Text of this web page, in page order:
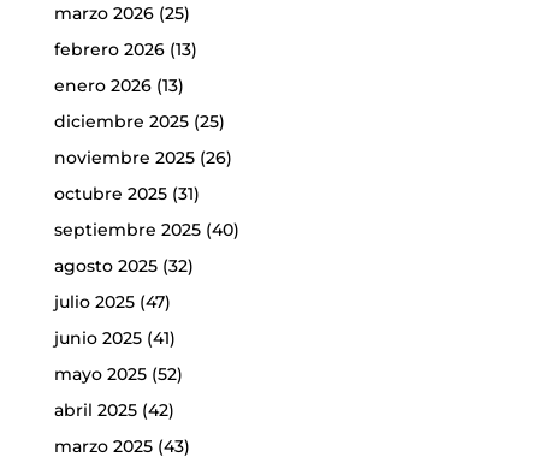
marzo 2026(25)
febrero 2026(13)
enero 2026(13)
diciembre 2025(25)
noviembre 2025(26)
octubre 2025(31)
septiembre 2025(40)
agosto 2025(32)
julio 2025(47)
junio 2025(41)
mayo 2025(52)
abril 2025(42)
marzo 2025(43)